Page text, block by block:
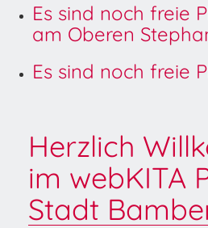
Es sind noch freie
am Oberen
Es sind noch freie
Herzlich
im webKITA
Stadt